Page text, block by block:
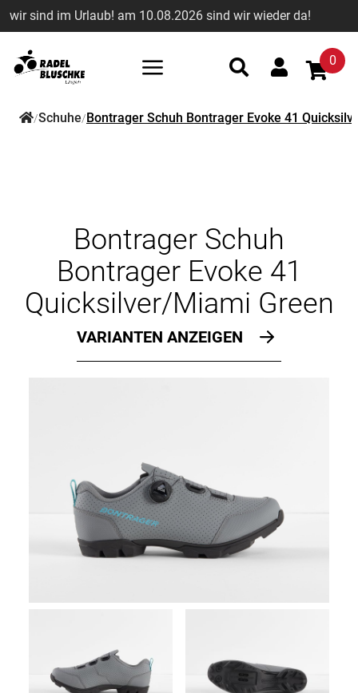
wir sind im Urlaub! am 10.08.2026 sind wir wieder da!
0
/Schuhe/Bontrager Schuh Bontrager Evoke 41
Bontrager Schuh
Bontrager Evoke 41
Quicksilver/Miami Green
VARIANTEN ANZEIGEN